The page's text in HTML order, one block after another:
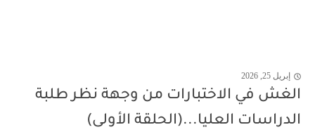
إبريل 25, 2026
الغش في الاختبارات من وجهة نظر طلبة
الدراسات العليا...(الحلقة الأولى)